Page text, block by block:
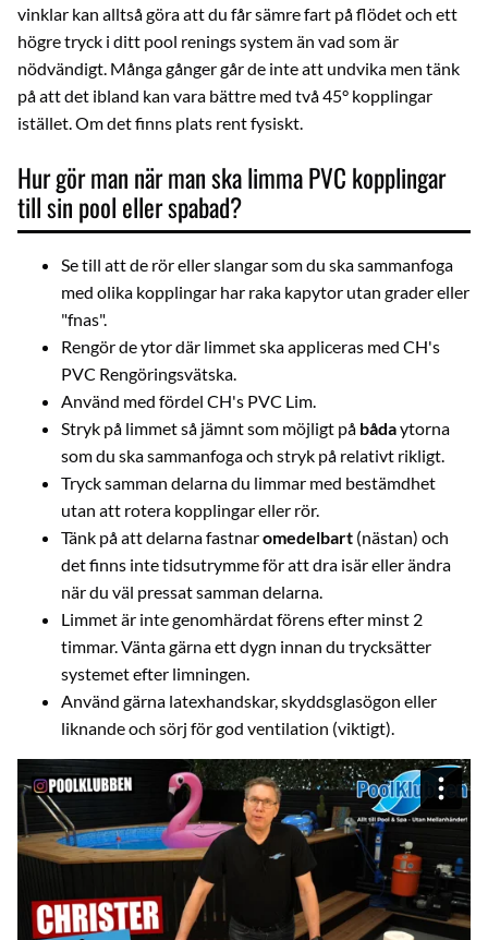
vinklar kan alltså göra att du får sämre fart på flödet och ett
högre tryck i ditt pool renings system än vad som är
nödvändigt. Många gånger går de inte att undvika men tänk
på att det ibland kan vara bättre med två 45° kopplingar
istället. Om det finns plats rent fysiskt.
Hur gör man när man ska limma PVC kopplingar
till sin pool eller spabad?
Se till att de rör eller slangar som du ska sammanfoga
med olika kopplingar har raka kapytor utan grader eller
"fnas".
Rengör de ytor där limmet ska appliceras med CH's
PVC Rengöringsvätska
Använd med fördel CH's PVC Lim
Stryk på limmet så jämnt som möjligt på bådaytorna
som du ska sammanfoga och stryk på relativt rikligt.
Tryck samman delarna du limmar med bestämdhet
utan att rotera kopplingar eller rör.
Tänk på att delarna fastnaromedelbart (nästan) och
det finns inte tidsutrymme för att dra isär eller ändra
när du väl pressat samman delarna.
Limmet är inte genomhärdat förens efter minst 2
timmar. Vänta gärna ett dygn innan du trycksätter
systemet efter limningen.
Använd gärna latexhandskar, skyddsglasögon eller
liknande och sörj för god ventilation (viktigt).